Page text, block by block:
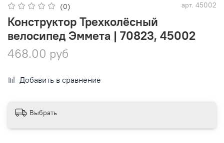
(0) арт. 45002
Конструктор Трехколёсный
велосипед Эммета | 70823, 45002
468.00 руб
Добавить в сравнение
Выбрать